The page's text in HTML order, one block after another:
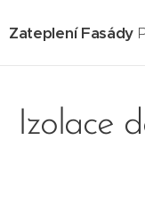
Zateplení Fasády
Izolace